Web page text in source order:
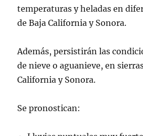
temperaturas y heladas en
de Baja California y Sonora.
Además, persistirán las
de nieve o aguanieve, en
California y Sonora.
Se pronostican: